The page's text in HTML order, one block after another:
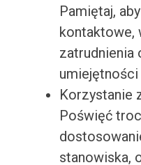
Pamiętaj,
kontaktowe,
zatrudnienia
Korzystanie
Poświęć
stanowiska,